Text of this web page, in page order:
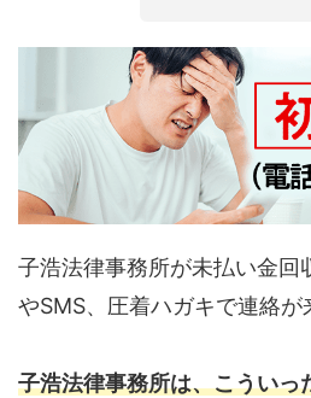
子浩法律事務所が未払い金回
やSMS、圧着ハガキで連絡が
子浩法律事務所は、こういっ